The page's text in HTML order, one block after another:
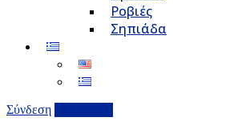
Ροβιές
Σηπιάδα
Σύνδεση